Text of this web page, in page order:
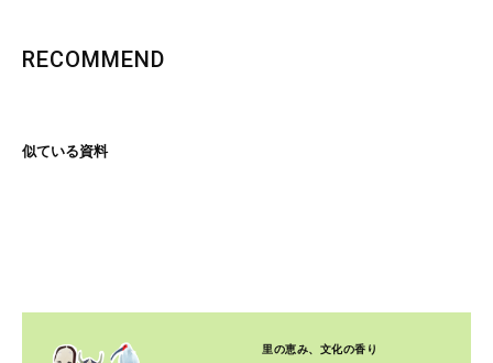
RECOMMEND
似ている資料
里の恵み、文化の香り